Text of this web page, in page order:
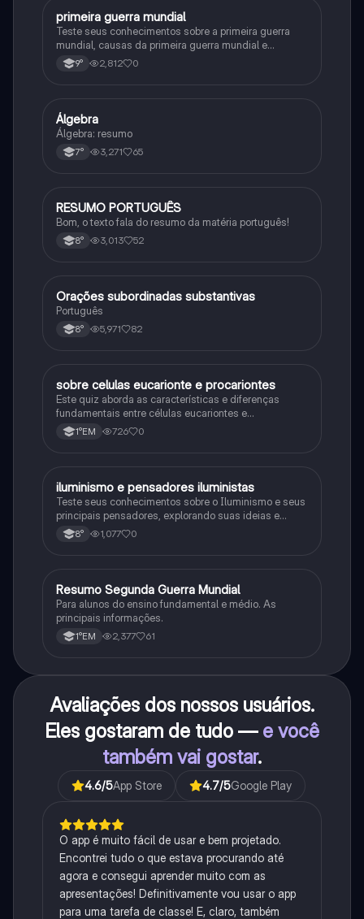
História
primeira guerra mundial
Teste seus conhecimentos sobre a primeira guerra
mundial, causas da primeira guerra mundial e
consequências da Primeira Guerra Mundial, fases da
primeira guerra mundial
9° 2,812 0
Matematica
Álgebra
Álgebra: resumo
7° 3,271 65
Português
RESUMO PORTUGUÊS
Bom, o texto fala do resumo da matéria português!
8° 3,013 52
Português
Orações subordinadas substantivas
Português
8° 5,971 82
Biologia
sobre celulas eucarionte e procariontes
Este quiz aborda as características e diferenças
fundamentais entre células eucariontes e
procariontes.
1°EM 726 0
História
iluminismo e pensadores iluministas
Teste seus conhecimentos sobre o Iluminismo e seus
principais pensadores, explorando suas ideias e
impacto histórico.
8° 1,077 0
História
Resumo Segunda Guerra Mundial
Para alunos do ensino fundamental e médio. As
principais informações.
1°EM 2,377 61
Avaliações dos nossos usuários.
Eles gostaram de tudo — e você
também vai gostar.
4.6/5App Store 4.7/5Google Play
O app é muito fácil de usar e bem projetado.
Encontrei tudo o que estava procurando até
agora e consegui aprender muito com as
apresentações! Definitivamente vou usar o app
para uma tarefa de classe! E, claro, também